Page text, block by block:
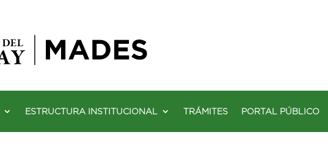
ESTRUCTURA INSTITUCIONAL TRÁMITES PORTAL PÚBLICO